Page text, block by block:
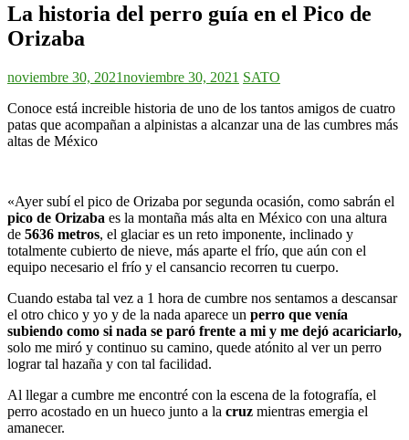
La historia del perro guía en el Pico de
Orizaba
noviembre 30, 2021noviembre 30, 2021 SATO
Conoce está increible historia de uno de los tantos amigos de cuatro
patas que acompañan a alpinistas a alcanzar una de las cumbres más
altas de México
«Ayer subí el pico de Orizaba por segunda ocasión, como sabrán el
pico de Orizaba es la montaña más alta en México con una altura
de 5636 metros, el glaciar es un reto imponente, inclinado y
totalmente cubierto de nieve, más aparte el frío, que aún con el
equipo necesario el frío y el cansancio recorren tu cuerpo.
Cuando estaba tal vez a 1 hora de cumbre nos sentamos a descansar
el otro chico y yo y de la nada aparece un perro que venía
subiendo como si nada se paró frente a mi y me dejó acariciarlo,
solo me miró y continuo su camino, quede atónito al ver un perro
lograr tal hazaña y con tal facilidad.
Al llegar a cumbre me encontré con la escena de la fotografía, el
perro acostado en un hueco junto a la cruz mientras emergia el
amanecer.